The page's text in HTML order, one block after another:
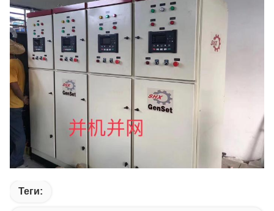
Теги: